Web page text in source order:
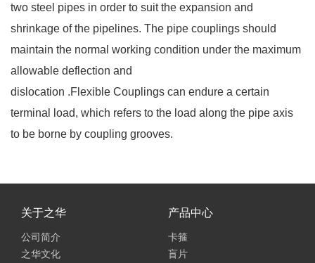
two steel pipes in order to suit the expansion and
shrinkage of the pipelines. The pipe couplings should
maintain the normal working condition under the maximum
allowable deflection and
dislocation .Flexible Couplings can endure a certain
terminal load, which refers to the load along the pipe axis
to be borne by coupling grooves.
关于之华
公司简介
之华文化
产品中心
卡箍
盲片